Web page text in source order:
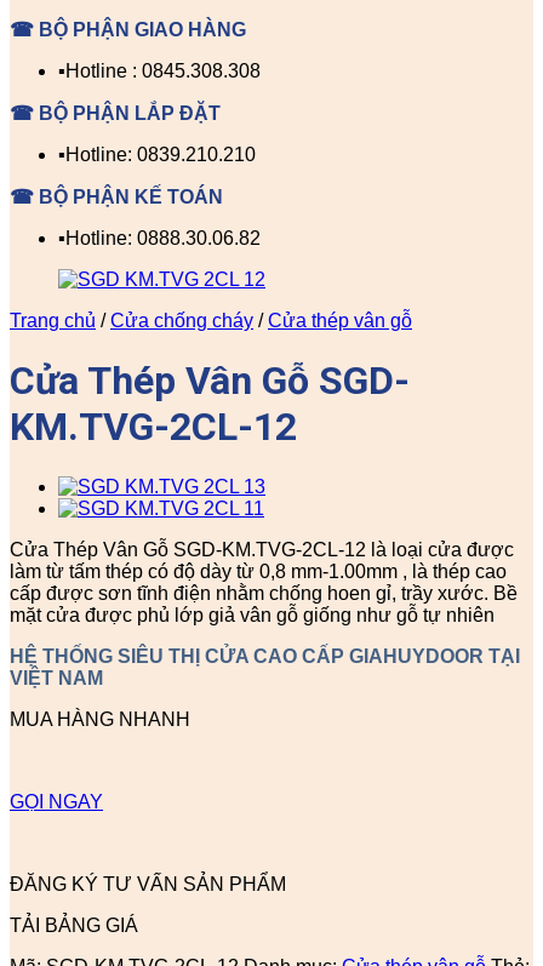
☎ BỘ PHẬN GIAO HÀNG
▪️Hotline : 0845.308.308
☎ BỘ PHẬN LẮP ĐẶT
▪️Hotline: 0839.210.210
☎ BỘ PHẬN KẾ TOÁN
▪️Hotline: 0888.30.06.82
Trang chủ / Cửa chống cháy / Cửa thép vân gỗ
Cửa Thép Vân Gỗ SGD-
KM.TVG-2CL-12
Cửa Thép Vân Gỗ SGD-KM.TVG-2CL-12 là loại cửa được
làm từ tấm thép có độ dày từ 0,8 mm-1.00mm , là thép cao
cấp được sơn tĩnh điện nhằm chống hoen gỉ, trầy xước. Bề
mặt cửa được phủ lớp giả vân gỗ giống như gỗ tự nhiên
HỆ THỐNG SIÊU THỊ CỬA CAO CẤP GIAHUYDOOR TẠI
VIỆT NAM
MUA HÀNG NHANH
GỌI NGAY
ĐĂNG KÝ TƯ VẤN SẢN PHẨM
TẢI BẢNG GIÁ